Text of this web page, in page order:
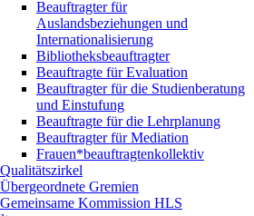
Beauftragter für
Auslandsbeziehungen und
Internationalisierung
Bibliotheksbeauftragter
Beauftragte für Evaluation
Beauftragter für die Studienberatung
und Einstufung
Beauftragte für die Lehrplanung
Beauftragter für Mediation
Frauen*beauftragtenkollektiv
Qualitätszirkel
Übergeordnete Gremien
Gemeinsame Kommission HLS